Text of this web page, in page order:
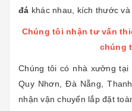
đá khác nhau, kích thước và
Chúng tôi nhận tư vấn
chúng
Chúng tôi có nhà xưởng tại
Quy Nhơn, Đà Nẵng,
nhận vận chuyển lắp đặt